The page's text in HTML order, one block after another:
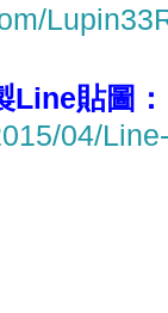
Line貼圖：
04/